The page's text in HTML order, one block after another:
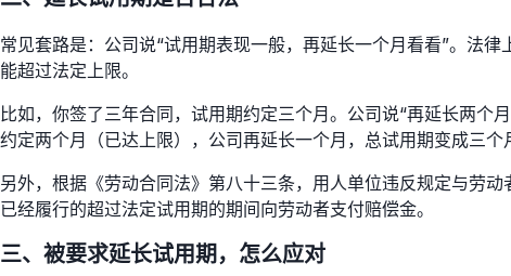
常见套路是：公司说“试用期表现一般，再延长一个月看看”。法
能超过法定上限。
比如，你签了三年合同，试用期约定三个月。公司说“再延长两
约定两个月（已达上限），公司再延长一个月，总试用期变成三个
另外，根据《劳动合同法》第八十三条，用人单位违反规定与劳
已经履行的超过法定试用期的期间向劳动者支付赔偿金。
三、被要求延长试用期，怎么应对